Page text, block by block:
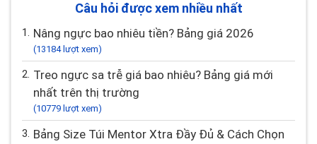
Câu hỏi được xem nhiều nhất
1. Nâng ngực bao nhiêu tiền? Bảng giá 2026
(13184 lượt xem)
2. Treo ngực sa trễ giá bao nhiêu? Bảng giá mới
nhất trên thị trường
(10779 lượt xem)
3. Bảng Size Túi Mentor Xtra Đầy Đủ & Cách Chọn